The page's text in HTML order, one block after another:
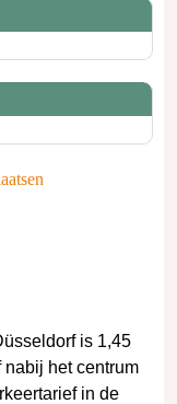
is 1,45
nabij het centrum
in de